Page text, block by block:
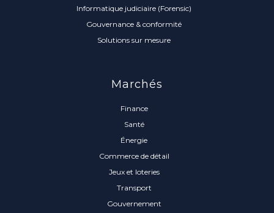
Informatique judiciaire (Forensic)
Gouvernance & conformité
Solutions sur mesure
Marchés
Finance
Santé
Énergie
Commerce de détail
Jeux et loteries
Transport
Gouvernement